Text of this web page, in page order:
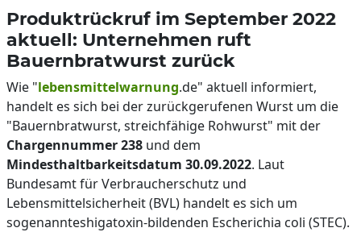
Produktrückruf im September 2022
aktuell: Unternehmen ruft
Bauernbratwurst zurück
Wie "lebensmittelwarnung.de" aktuell informiert,
handelt es sich bei der zurückgerufenen Wurst um die
"Bauernbratwurst, streichfähige Rohwurst" mit der
Chargennummer 238 und dem
Mindesthaltbarkeitsdatum 30.09.2022. Laut
Bundesamt für Verbraucherschutz und
Lebensmittelsicherheit (BVL) handelt es sich um
sogenannteshigatoxin-bildenden Escherichia coli (STEC).